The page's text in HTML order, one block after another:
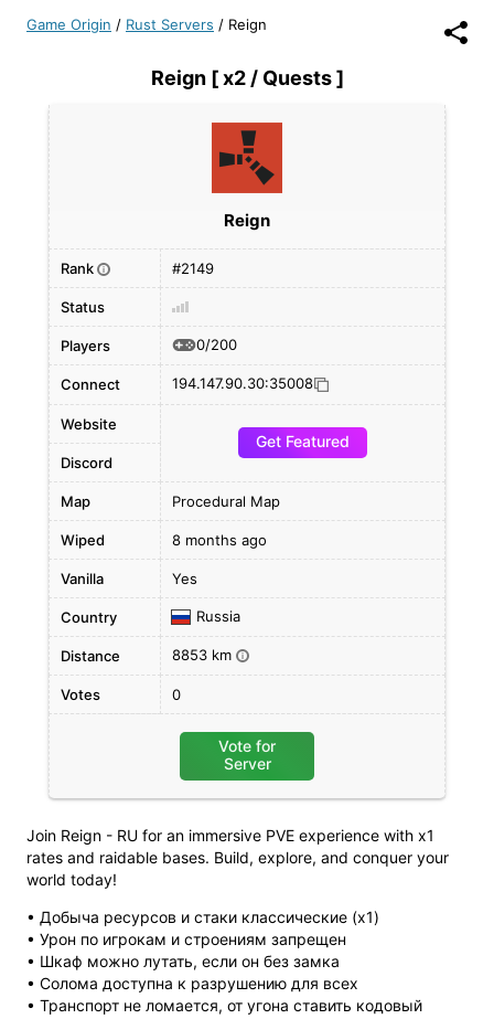
Game Origin / Rust Servers / Reign
Reign [ x2 / Quests ]
Join Reign - RU for an immersive PVE experience with x1
rates and raidable bases. Build, explore, and conquer your
world today!
• Добыча ресурсов и стаки классические (x1)
• Урон по игрокам и строениям запрещен
• Шкаф можно лутать, если он без замка
• Солома доступна к разрушению для всех
• Транспорт не ломается, от угона ставить кодовый
Reign
Rank i #2149
Status
Players 0/200
Connect 194.147.90.30:35008
Website
Get Featured
Discord
Map Procedural Map
Wiped 8 months ago
Vanilla Yes
Country Russia
Distance 8853 km i
Votes 0
Vote for
Server